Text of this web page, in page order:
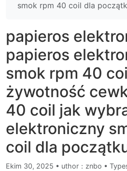
smok rpm 40 coil dla
papieros
papieros
smok rpm 40
żywotność
40 coil jak
elektroniczny
coil dla
Ekim 30, 2025 • uthor：znbo •